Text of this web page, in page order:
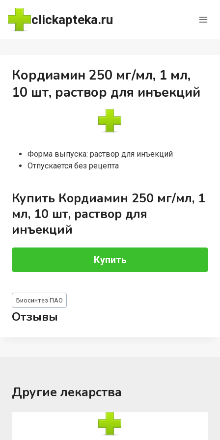
Перейти
содержимому
clickapteka.ru
Кордиамин 250 мг/мл, 1 мл,
10 шт, раствор для инъекций
Форма выпуска: раствор для инъекций
Отпускается без рецепта
Купить Кордиамин 250 мг/мл, 1
мл, 10 шт, раствор для
инъекций
Купить
Метки
записи:
Биосинтез ПАО
Отзывы
Другие лекарства